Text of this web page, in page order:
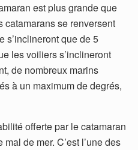
est plus grande que
catamarans se renversent
s’inclineront que de 5
les voiliers s’inclineront
de nombreux marins
à un maximum de degrés,
offerte par le catamaran
de mer. C’est l’une des